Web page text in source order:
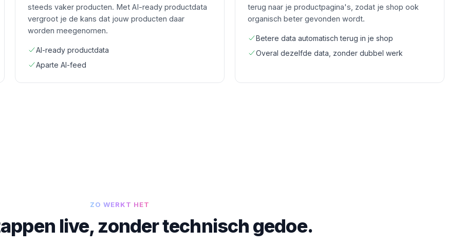
steeds vaker producten. Met AI-ready productdata
vergroot je de kans dat jouw producten daar
worden meegenomen.
AI-ready productdata
Aparte AI-feed
terug naar je productpagina's, zodat je shop ook
organisch beter gevonden wordt.
Betere data automatisch terug in je shop
Overal dezelfde data, zonder dubbel werk
ZO WERKT HET
live, zonder technisch gedoe.